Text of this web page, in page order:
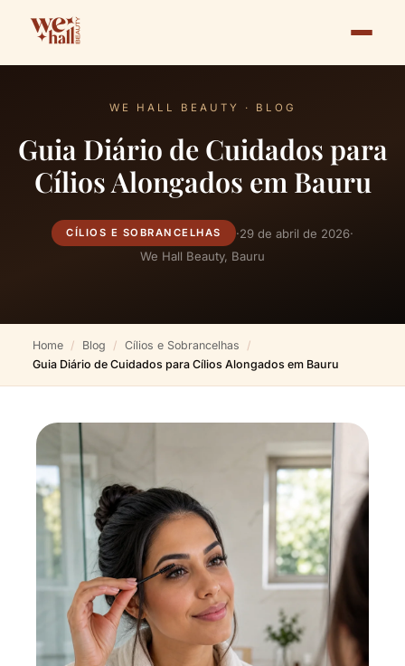
WE HALL BEAUTY · BLOG
Guia Diário de Cuidados para
Cílios Alongados em Bauru
CÍLIOS E SOBRANCELHAS ·29 de abril de 2026·
We Hall Beauty, Bauru
Home Blog
Cílios e Sobrancelhas
Guia Diário de Cuidados para Cílios Alongados em Bauru